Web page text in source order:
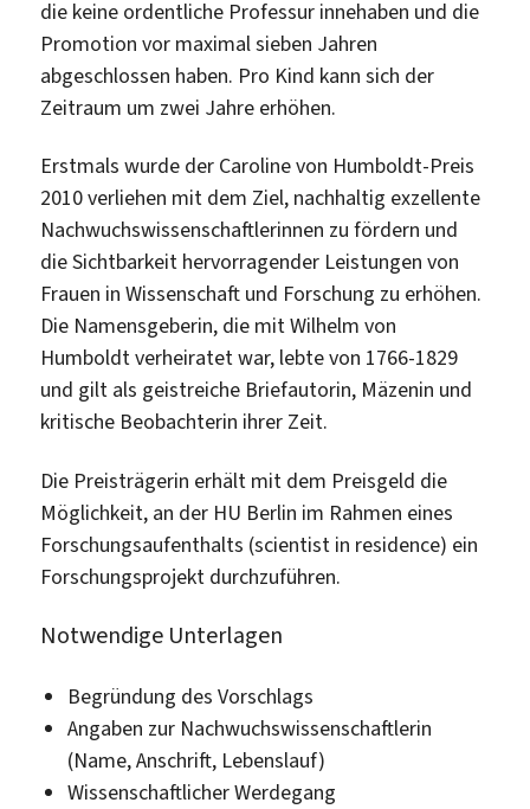
die keine ordentliche Professur innehaben und die
Promotion vor maximal sieben Jahren
abgeschlossen haben. Pro Kind kann sich der
Zeitraum um zwei Jahre erhöhen.
Erstmals wurde der Caroline von Humboldt-Preis
2010 verliehen mit dem Ziel, nachhaltig exzellente
Nachwuchswissenschaftlerinnen zu fördern und
die Sichtbarkeit hervorragender Leistungen von
Frauen in Wissenschaft und Forschung zu erhöhen.
Die Namensgeberin, die mit Wilhelm von
Humboldt verheiratet war, lebte von 1766-1829
und gilt als geistreiche Briefautorin, Mäzenin und
kritische Beobachterin ihrer Zeit.
Die Preisträgerin erhält mit dem Preisgeld die
Möglichkeit, an der HU Berlin im Rahmen eines
Forschungsaufenthalts (scientist in residence) ein
Forschungsprojekt durchzuführen.
Notwendige Unterlagen
Begründung des Vorschlags
Angaben zur Nachwuchswissenschaftlerin
(Name, Anschrift, Lebenslauf)
Wissenschaftlicher Werdegang